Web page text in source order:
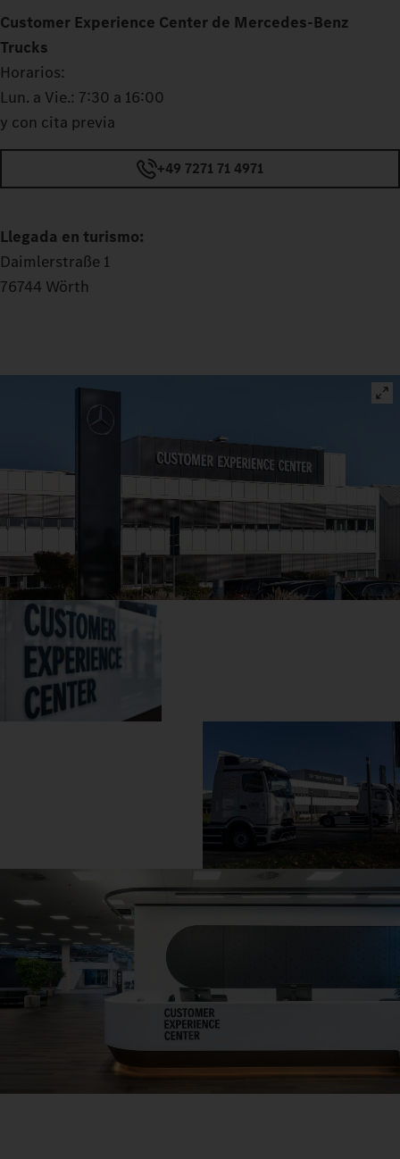
Customer Experience Center de Mercedes‑Benz
Trucks
Horarios:
Lun. a Vie.: 7:30 a 16:00
y con cita previa
+49 7271 71 4971
Llegada en turismo:
Daimlerstraße 1
76744 Wörth